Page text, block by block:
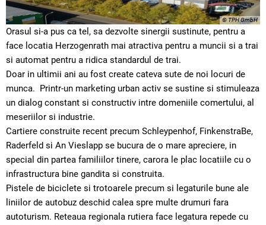
© TPH GmbH
Orasul si-a pus ca tel, sa dezvolte sinergii sustinute, pentru a
face locatia Herzogenrath mai atractiva pentru a muncii si a trai
si automat pentru a ridica standardul de trai.
Doar in ultimii ani au fost create cateva sute de noi locuri de
munca. Printr-un marketing urban activ se sustine si stimuleaza
un dialog constant si constructiv intre domeniile comertului, al
meseriilor si industrie.
Cartiere construite recent precum Schleypenhof, FinkenstraBe,
Raderfeld si An Vieslapp se bucura de o mare apreciere, in
special din partea familiilor tinere, carora le plac locatiile cu o
infrastructura bine gandita si construita.
Pistele de biciclete si trotoarele precum si legaturile bune ale
liniilor de autobuz deschid calea spre multe drumuri fara
autoturism. Reteaua regionala rutiera face legatura repede cu